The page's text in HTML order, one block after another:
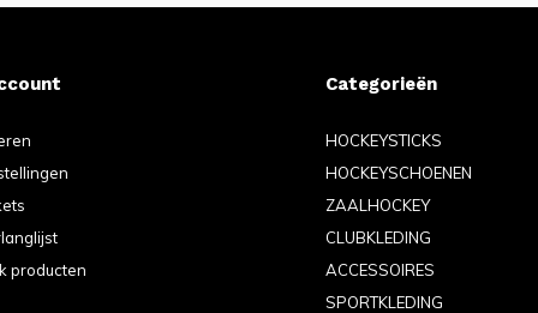
producten
Categorieën
HOCKEYSTICKS
HOCKEYSCHOENEN
ZAALHOCKEY
CLUBKLEDING
ACCESSOIRES
SPORTKLEDING